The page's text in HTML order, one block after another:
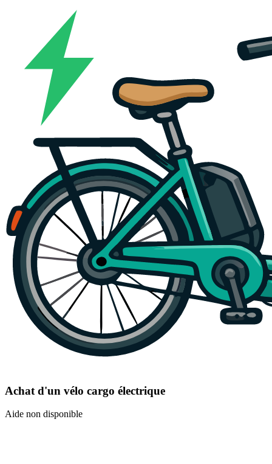
Achat d'un vélo cargo électrique
Aide non disponible